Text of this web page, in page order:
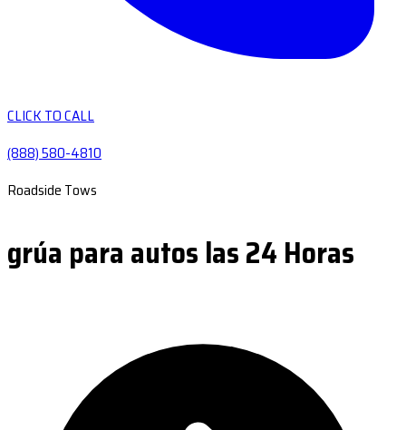
CLICK TO CALL
(888) 580-4810
Roadside Tows
grúa para autos las 24 Horas